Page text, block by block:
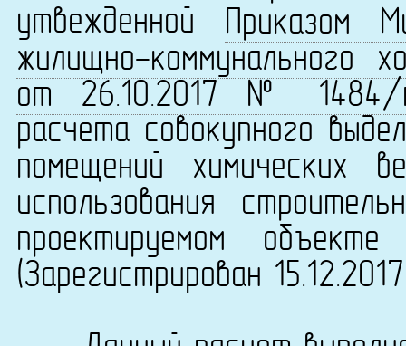
утвежденной Приказом
жилищно-коммунального
от 26.10.2017 № 1484/
расчета совокупного
помещений химических
использования
проектируемом объекте
(Зарегистрирован